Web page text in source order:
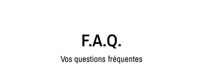
F.A.Q.
Vos questions fréquentes